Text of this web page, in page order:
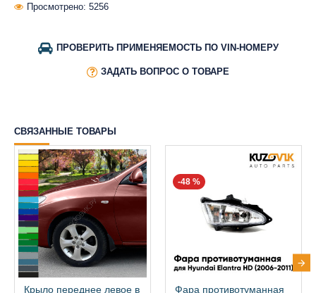
Просмотрено: 5256
ПРОВЕРИТЬ ПРИМЕНЯЕМОСТЬ ПО VIN-НОМЕРУ
ЗАДАТЬ ВОПРОС О ТОВАРЕ
СВЯЗАННЫЕ ТОВАРЫ
Крыло переднее левое в
-48 %
Фара противотуманная